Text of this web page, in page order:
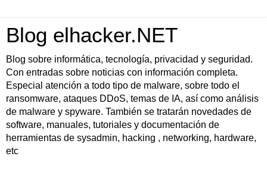
Blog elhacker.NET
Blog sobre informática, tecnología, privacidad y seguridad.
Con entradas sobre noticias con información completa.
Especial atención a todo tipo de malware, sobre todo el
ransomware, ataques DDoS, temas de IA, así como análisis
de malware y spyware. También se tratarán novedades de
software, manuales, tutoriales y documentación de
herramientas de sysadmin, hacking , networking, hardware,
etc